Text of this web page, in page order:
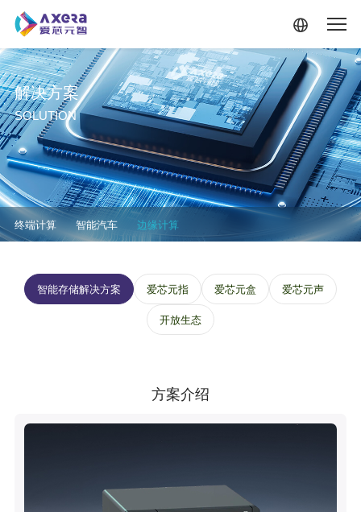
解决方案-二级菜单
终端计算 智能汽车 边缘计算
解决方案
SOLUTION
解决方案--边缘计算--三级菜单
智能存储解决方案 爱芯元指 爱芯元盒 爱芯元声
开放生态
方案介绍